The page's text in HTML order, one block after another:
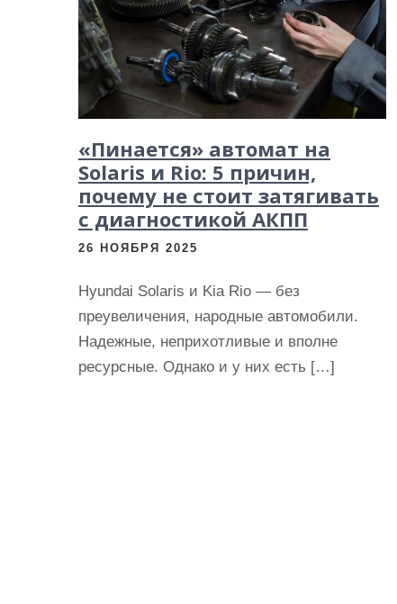
«Пинается» автомат на
Solaris и Rio: 5 причин,
почему не стоит затягивать
с диагностикой АКПП
26 НОЯБРЯ 2025
Hyundai Solaris и Kia Rio — без
преувеличения, народные автомобили.
Надежные, неприхотливые и вполне
ресурсные. Однако и у них есть […]